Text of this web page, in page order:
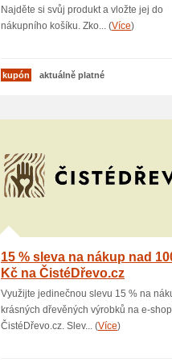
Najděte si svůj produkt a vložte jej do
nákupního košíku. Zko... (Více)
kupón aktuálně platné
15 % sleva na nákup nad
Kč na ČistéDřevo.cz
Využijte jedinečnou slevu 15 % na
krásných dřevěných výrobků na e-
ČistéDřevo.cz. Slev... (Více)